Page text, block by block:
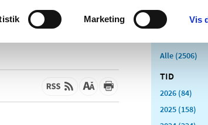
Marketing Vis
Alle (2506)
TID
2026 (84)
2025 (158)